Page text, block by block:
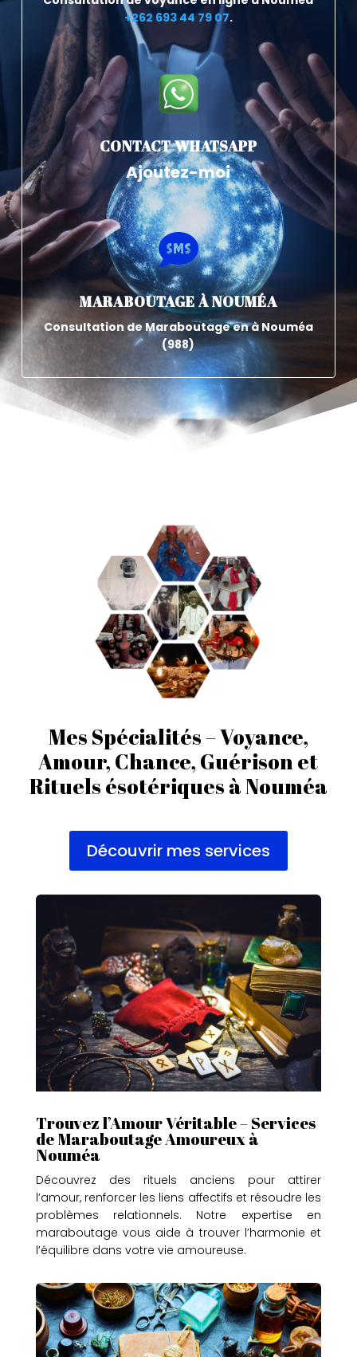
+262 693 44 79 07.
CONTACT WHATSAPP
Ajoutez-moi

MARABOUTAGE À NOUMÉA
Consultation de Maraboutage en à Nouméa
(988)
Mes Spécialités – Voyance,
Amour, Chance, Guérison et
Rituels ésotériques à Nouméa
Découvrir mes services
Trouvez l’Amour Véritable – Services
de Maraboutage Amoureux à
Nouméa
Découvrez des rituels anciens pour attirer
l’amour, renforcer les liens affectifs et résoudre les
problèmes relationnels. Notre expertise en
maraboutage vous aide à trouver l’harmonie et
l’équilibre dans votre vie amoureuse.